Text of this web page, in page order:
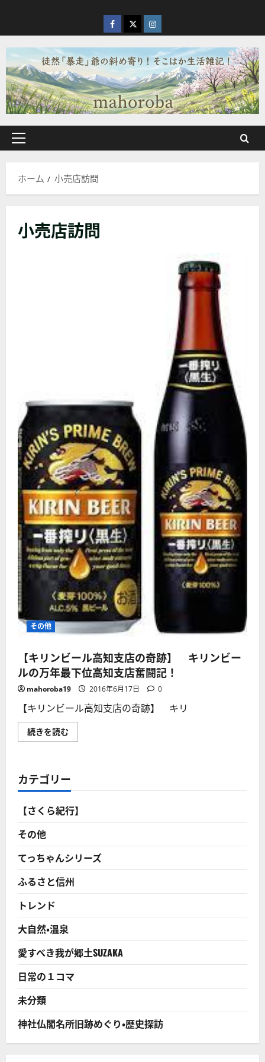
を
ス
キ
ッ
プ
facebook
X Instagram
メ
ン
ー
ホーム 小売店訪問
小売店訪問
その他
【キリンビール高知支店の奇跡】 キリンビー
ルの万年最下位高知支店奮闘記！
mahoroba19 2016年6月17日 0
【キリンビール高知支店の奇跡】 キリ
続きを読む
リ
高
知
店
の
奇
リ
ン
ビ
ー
ル
の
万
位
高
知
支
店
奮
闘
記！
い
て
さ
に
カテゴリー
【さくら紀行】
その他
てっちゃんシリーズ
ふるさと信州
トレンド
大自然・温泉
愛すべき我が郷土SUZAKA
日常の１コマ
未分類
神社仏閣名所旧跡めぐり・歴史探訪